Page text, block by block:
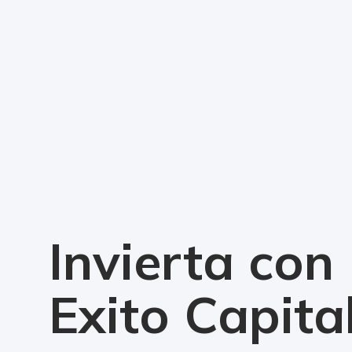
Invierta con
Exito